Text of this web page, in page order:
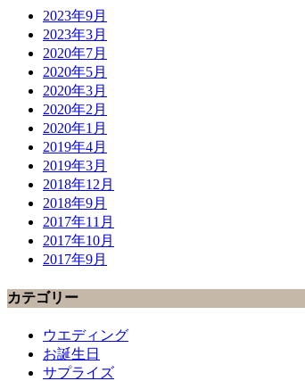
2023年9月
2023年3月
2020年7月
2020年5月
2020年3月
2020年2月
2020年1月
2019年4月
2019年3月
2018年12月
2018年9月
2017年11月
2017年10月
2017年9月
カテゴリー
ウエディング
お誕生日
サプライズ